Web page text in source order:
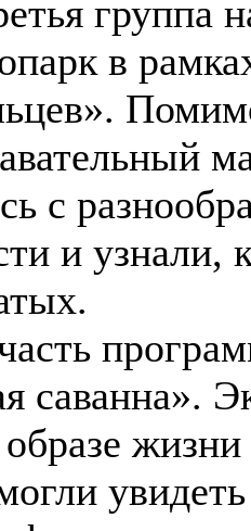
группа
в
с
и узнали,
саванна».